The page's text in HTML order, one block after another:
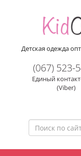
Детская одежда
(067) 523-
Единый
(Viber)